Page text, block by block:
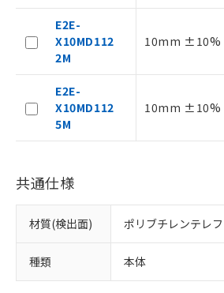
E2E-
X10MD112
2M
10mm ±10%
E2E-
X10MD112
5M
10mm ±10%
共通仕様
材質(検出面) ポリブチレンテレ
種類 本体
引・商談に必要な範囲で
をご了承ください。
用者の範囲」に記載され